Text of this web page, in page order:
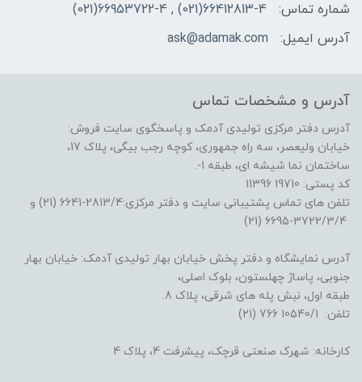
شماره تماس:
66412813-4(021) , 66953722-4(021)
آدرس ایمیل:
ask@adamak.com
آدرس و مشخصات تماس
آدرس دفتر مرکزی تولیدی آدمک و پاسخگوی سایت فروش:
خیابان ولیعصر، سه راه جمهوری، کوچه رجب بیگی، پلاک 17،
ساختمان نما شیشه ای، طبقه 1-.
کد پستی: 19710 11396
تلفن های تماس پشتیبانی سایت و دفتر مرکزی:2813/4-6641 (21) و
آدرس نمایشگاه و دفتر پخش خیابان بهار تولیدی آدمک: خیابان بهار
جنوبی، پاساژ چهلستون، بلوک اصلی،
طبقه اول، نبش پله های شرقی، پلاک 8.
تلفن: 10540/1 766 (21)
کارخانه: شهرک صنعتی قرچک، پیشرفت 4، پلاک 4